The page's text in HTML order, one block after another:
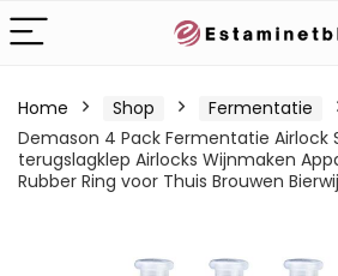
Home Shop Fermentatie
Demason 4 Pack Fermentatie Airlock
terugslagklep Airlocks Wijnmaken
Rubber Ring voor Thuis Brouwen